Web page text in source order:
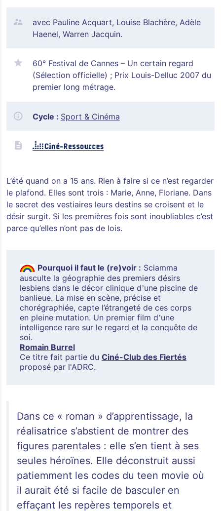
avec Pauline Acquart, Louise Blachère, Adèle
Haenel, Warren Jacquin.
60° Festival de Cannes – Un certain regard
(Sélection officielle) ; Prix Louis-Delluc 2007 du
premier long métrage.
Cycle : Sport & Cinéma
L’été quand on a 15 ans. Rien à faire si ce n’est regarder
le plafond. Elles sont trois : Marie, Anne, Floriane. Dans
le secret des vestiaires leurs destins se croisent et le
désir surgit. Si les premières fois sont inoubliables c’est
parce qu’elles n’ont pas de lois.
Pourquoi il faut le (re)voir : Sciamma
ausculte la géographie des premiers désirs
lesbiens dans le décor clinique d’une piscine de
banlieue. La mise en scène, précise et
chorégraphiée, capte l’étrangeté de ces corps
en pleine mutation. Un premier film d’une
intelligence rare sur le regard et la conquête de
soi.
Romain Burrel
Ce titre fait partie du Ciné-Club des Fiertés
proposé par l'ADRC.
Dans ce « roman » d’apprentissage, la
réalisatrice s’abstient de montrer des
figures parentales : elle s’en tient à ses
seules héroïnes. Elle déconstruit aussi
patiemment les codes du teen movie où
il aurait été si facile de basculer en
effaçant les repères temporels et